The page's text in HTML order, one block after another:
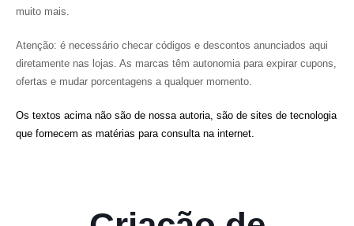
muito mais.
Atenção: é necessário checar códigos e descontos anunciados aqui
diretamente nas lojas. As marcas têm autonomia para expirar cupons,
ofertas e mudar porcentagens a qualquer momento.
Os textos acima não são de nossa autoria, são de sites de tecnologia
que fornecem as matérias para consulta na internet.